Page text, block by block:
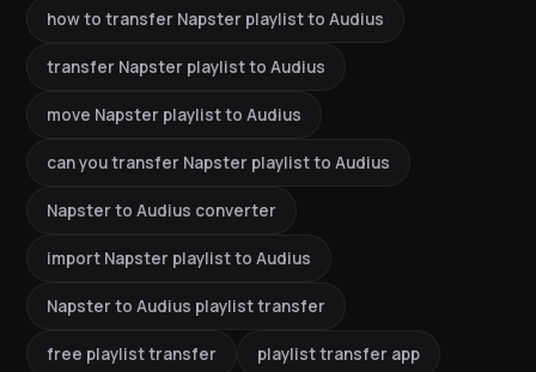
how to transfer Napster playlist to Audius
transfer Napster playlist to Audius
move Napster playlist to Audius
can you transfer Napster playlist to Audius
Napster to Audius converter
import Napster playlist to Audius
Napster to Audius playlist transfer
free playlist transfer playlist transfer app